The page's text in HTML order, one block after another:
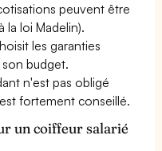
peuvent être
la loi Madelin).
les garanties
budget.
n'est pas obligé
fortement conseillé.
un coiffeur salarié